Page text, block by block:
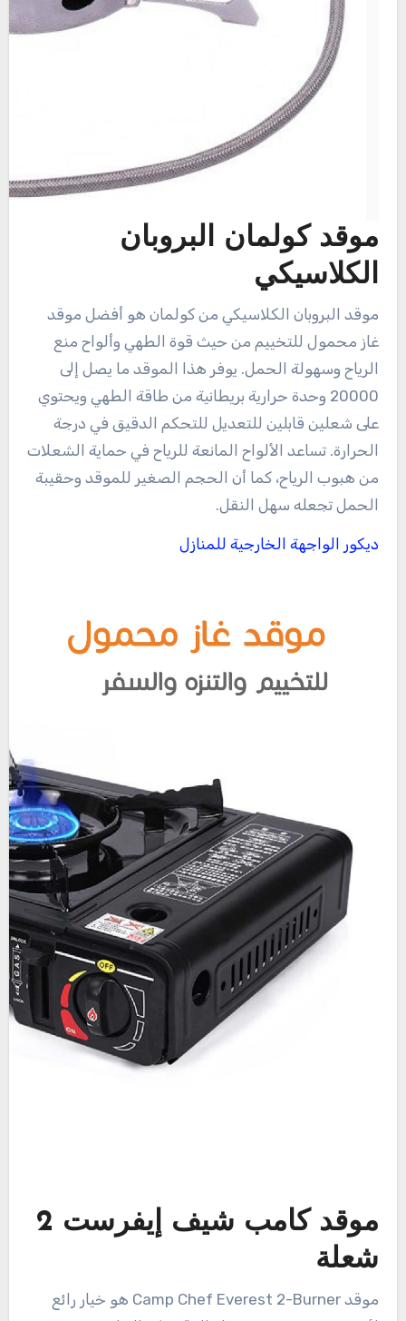
موقد كولمان البروبان
الكلاسيكي
موقد البروبان الكلاسيكي من كولمان هو أفضل موقد
غاز محمول للتخييم من حيث قوة الطهي وألواح منع
الرياح وسهولة الحمل. يوفر هذا الموقد ما يصل إلى
20000 وحدة حرارية بريطانية من طاقة الطهي ويحتوي
على شعلين قابلين للتعديل للتحكم الدقيق في درجة
الحرارة. تساعد الألواح المانعة للرياح في حماية الشعلات
من هبوب الرياح، كما أن الحجم الصغير للموقد وحقيبة
الحمل تجعله سهل النقل.
ديكور الواجهة الخارجية للمنازل
موقد كامب شيف إيفرست 2
شعلة
موقد Camp Chef Everest 2-Burner هو خيار رائع